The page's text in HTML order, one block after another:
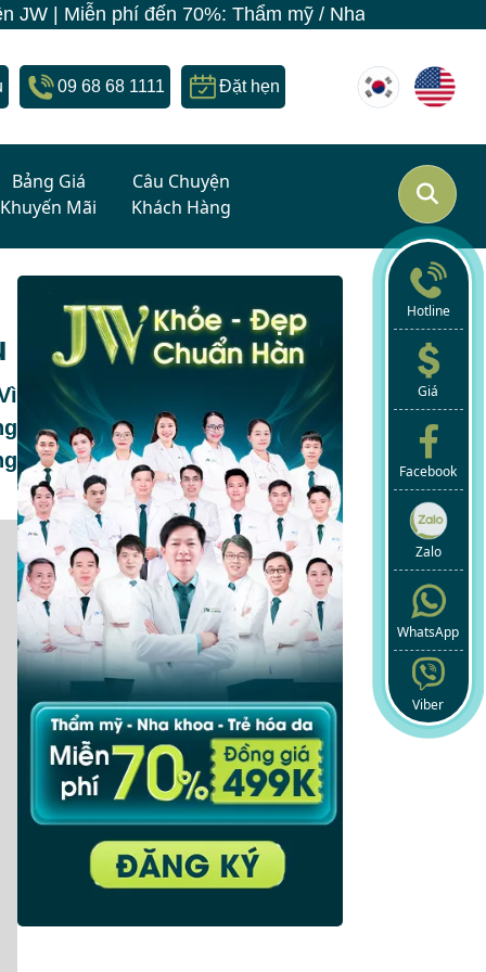
70%: Thẩm mỹ / Nha khoa / Skincare - Làm đẹp
09 68 68 1111 Đặt hẹn
Bảng Giá
Khuyến Mãi
Câu Chuyện
Khách Hàng
Hotline
Giá
Facebook
Zalo
WhatsApp
Viber